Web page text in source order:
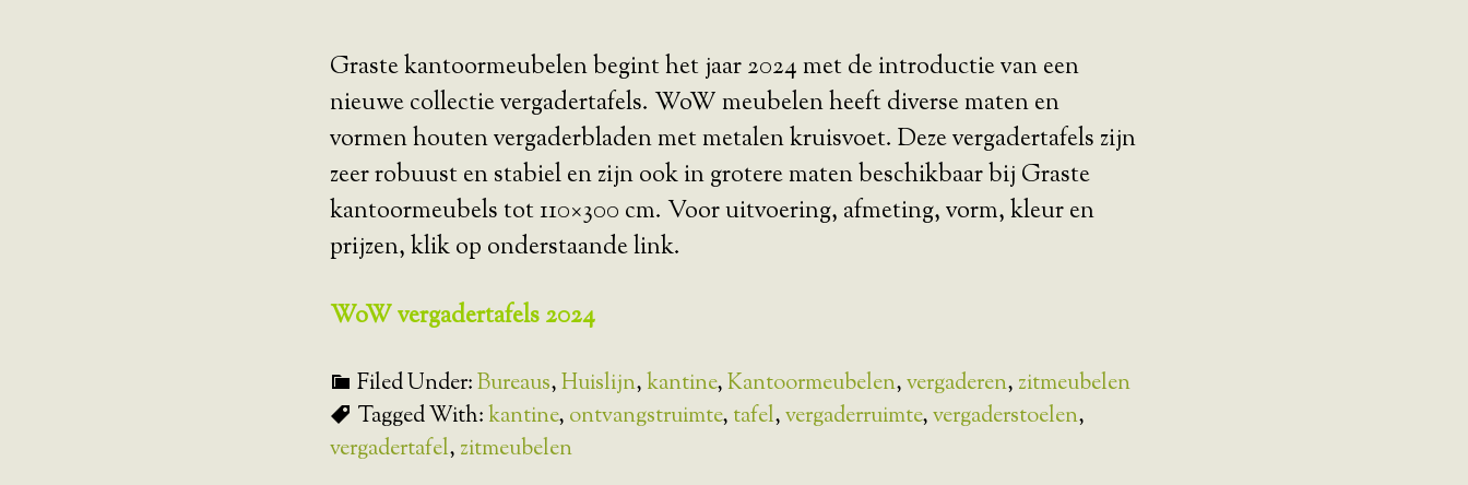
Graste kantoormeubelen begint het jaar 2024 met de introductie van een
nieuwe collectie vergadertafels. WoW meubelen heeft diverse maten en
vormen houten vergaderbladen met metalen kruisvoet. Deze vergadertafels zijn
zeer robuust en stabiel en zijn ook in grotere maten beschikbaar bij Graste
kantoormeubels tot 110×300 cm. Voor uitvoering, afmeting, vorm, kleur en
prijzen, klik op onderstaande link.
WoW vergadertafels 2024
Filed Under:Bureaus,Huislijn,kantine,Kantoormeubelen,vergaderen, zitmeubelen
Tagged With:kantine, ontvangstruimte, tafel,vergaderruimte,vergaderstoelen,
vergadertafel, zitmeubelen